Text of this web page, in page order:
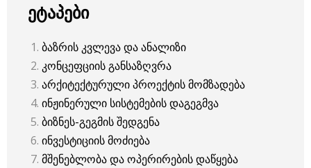
ეტაპები
ბაზრის კვლევა და ანალიზი
კონცეფციის განსაზღვრა
არქიტექტურული პროექტის მომზადება
ინჟინერული სისტემების დაგეგმვა
ბიზნეს-გეგმის შედგენა
ინვესტიციის მოძიება
მშენებლობა და ოპერირების დაწყება